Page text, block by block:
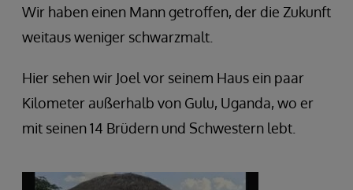
Wir haben einen Mann getroffen, der die Zukunft
weitaus weniger schwarzmalt.
Hier sehen wir Joel vor seinem Haus ein paar
Kilometer außerhalb von Gulu, Uganda, wo er
mit seinen 14 Brüdern und Schwestern lebt.